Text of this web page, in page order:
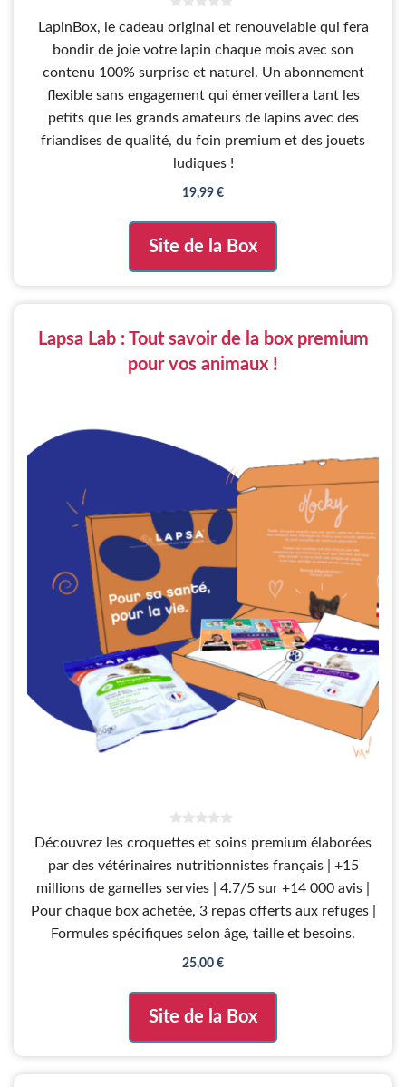
s
r
5
LapinBox, le cadeau original et renouvelable qui fera
bondir de joie votre lapin chaque mois avec son
contenu 100% surprise et naturel. Un abonnement
flexible sans engagement qui émerveillera tant les
petits que les grands amateurs de lapins avec des
friandises de qualité, du foin premium et des jouets
ludiques !
19,99 €
Site de la Box
Lapsa Lab : Tout savoir de la box premium
pour vos animaux !
0
s
r
Découvrez les croquettes et soins premium élaborées
par des vétérinaires nutritionnistes français | +15
millions de gamelles servies | 4.7/5 sur +14 000 avis |
Pour chaque box achetée, 3 repas offerts aux refuges |
Formules spécifiques selon âge, taille et besoins.
25,00 €
Site de la Box